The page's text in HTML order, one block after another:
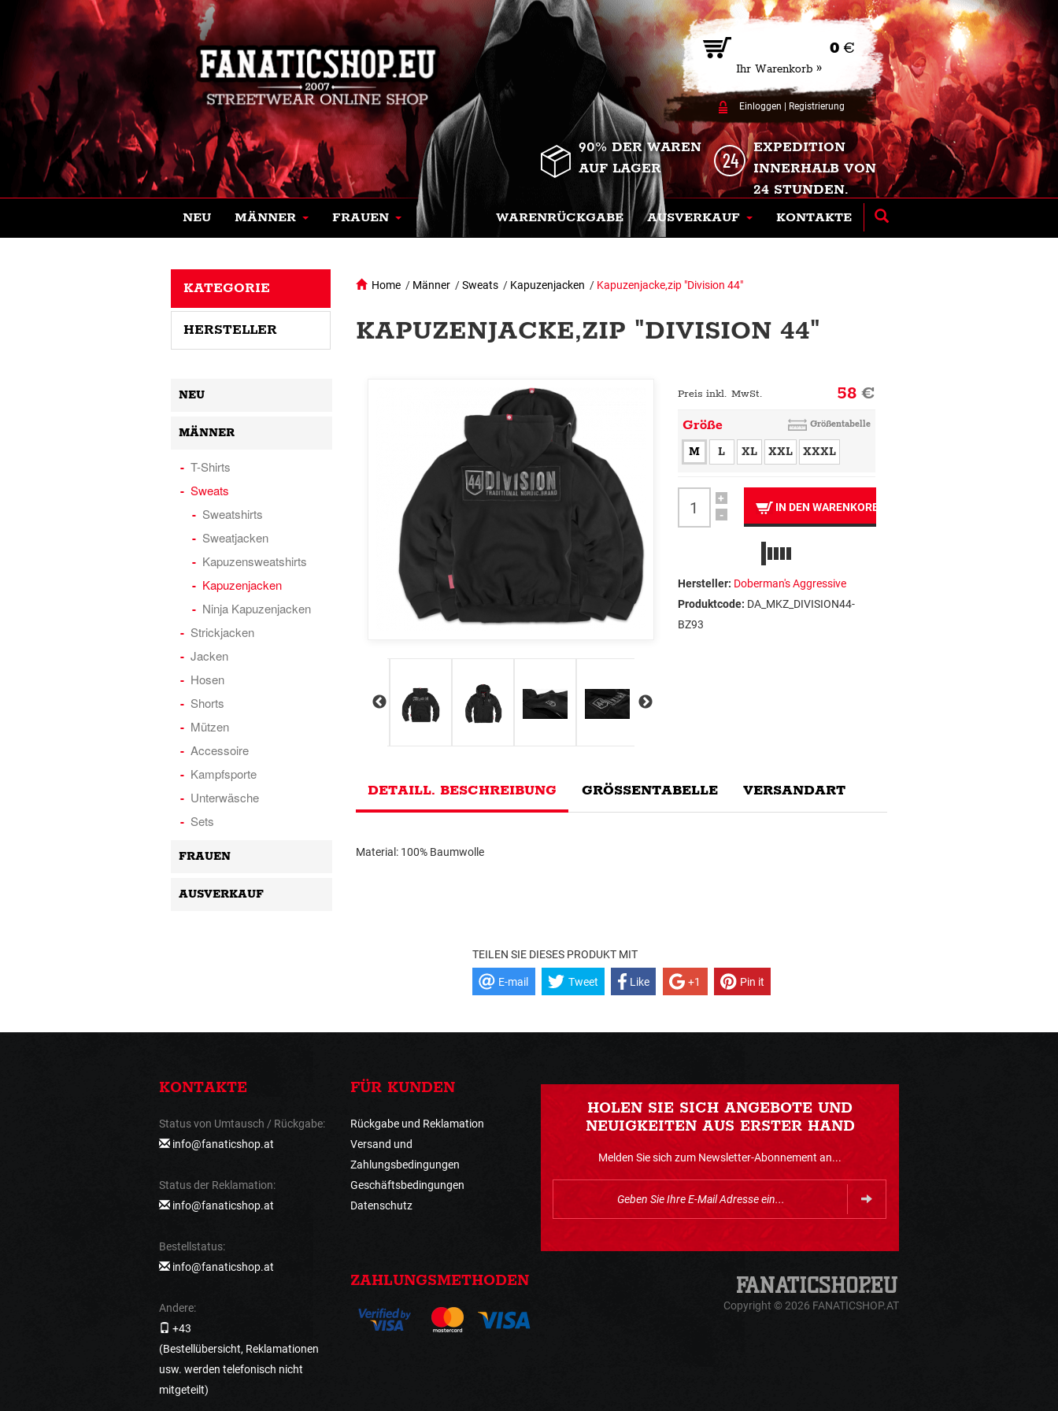
0 €
Ihr Warenkorb »
Einloggen Registrierung
90% DER WAREN
AUF LAGER
EXPEDITION
INNERHALB VON
24 STUNDEN.
NEU MÄNNER FRAUEN WARENRÜCKGABE AUSVERKAUF KONTAKTE
Home / Männer /Sweats / Kapuzenjacken / Kapuzenjacke,zip "Division 44"
KAPUZENJACKE,ZIP "DIVISION 44"
Preis inkl. MwSt. 58€
Größe Größentabelle
M L XL XXL XXXL
+
-
IN DEN WARENKORB
Hersteller: Doberman's Aggressive
Produktcode: DA_MKZ_DIVISION44-
BZ93
DETAILL. BESCHREIBUNG GRÖSSENTABELLE VERSANDART
Material: 100% Baumwolle
TEILEN SIE DIESES PRODUKT MIT
E-mail Tweet Like +1 Pin it
KATEGORIE
HERSTELLER
NEU
MÄNNER
T-Shirts
Sweats
Sweatshirts
Sweatjacken
Kapuzensweatshirts
Kapuzenjacken
Ninja Kapuzenjacken
Strickjacken
Jacken
Hosen
Shorts
Mützen
Accessoire
Kampfsporte
Unterwäsche
Sets
FRAUEN
AUSVERKAUF
KONTAKTE
Status von Umtausch / Rückgabe:
info@fanaticshop.at
Status der Reklamation:
info@fanaticshop.at
Bestellstatus:
info@fanaticshop.at
Andere:
+43
(Bestellübersicht, Reklamationen
usw. werden telefonisch nicht
mitgeteilt)
FÜR KUNDEN
Rückgabe und Reklamation
Versand und
Zahlungsbedingungen
Geschäftsbedingungen
Datenschutz
ZAHLUNGSMETHODEN
HOLEN SIE SICH ANGEBOTE UND
NEUIGKEITEN AUS ERSTER HAND
Melden Sie sich zum Newsletter-Abonnement an...
Copyright © 2026 FANATICSHOP.AT